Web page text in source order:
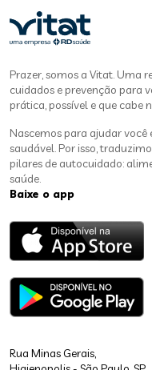
Prazer, somos a Vitat. Uma
cuidados e prevenção para
prática, possível e que cabe
Nascemos para ajudar
saudável. Por isso,
pilares de autocuidado:
saúde.
Baixe o app
Rua Minas Gerais,